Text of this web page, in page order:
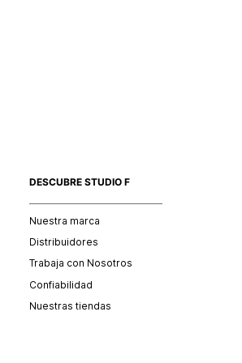
DESCUBRE STUDIO F
Nuestra marca
Distribuidores
Trabaja con Nosotros
Confiabilidad
Nuestras tiendas